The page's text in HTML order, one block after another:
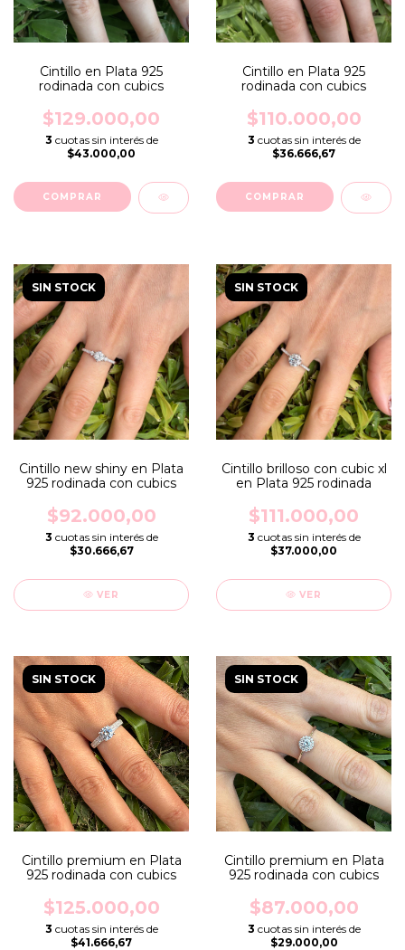
Cintillo en Plata 925
rodinada con cubics
$129.000,00
3 cuotas sin interés de
$43.000,00
COMPRAR
Cintillo en Plata 925
rodinada con cubics
$110.000,00
3 cuotas sin interés de
$36.666,67
COMPRAR
SIN STOCK
Cintillo new shiny en Plata
925 rodinada con cubics
$92.000,00
3 cuotas sin interés de
$30.666,67
VER
SIN STOCK
Cintillo brilloso con cubic xl
en Plata 925 rodinada
$111.000,00
3 cuotas sin interés de
$37.000,00
VER
SIN STOCK
Cintillo premium en Plata
925 rodinada con cubics
$125.000,00
3 cuotas sin interés de
$41.666,67
SIN STOCK
Cintillo premium en Plata
925 rodinada con cubics
$87.000,00
3 cuotas sin interés de
$29.000,00